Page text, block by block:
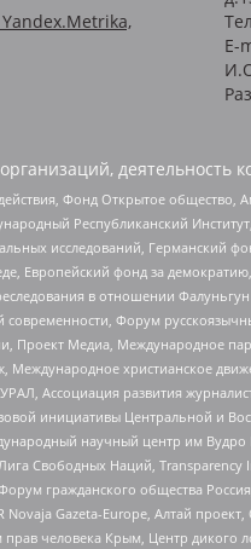
E-
деятельность
Фонд Открытое
Республиканский
исследований,
Европейский фонд за
в отношении
Форум
Медиа, Международное
христианское
Ассоциация развития
инициативы Центральной и
научный центр им
Свободных Наций,
гражданского общества
Gazeta-Europe, Алтай
человека Крым, Центр